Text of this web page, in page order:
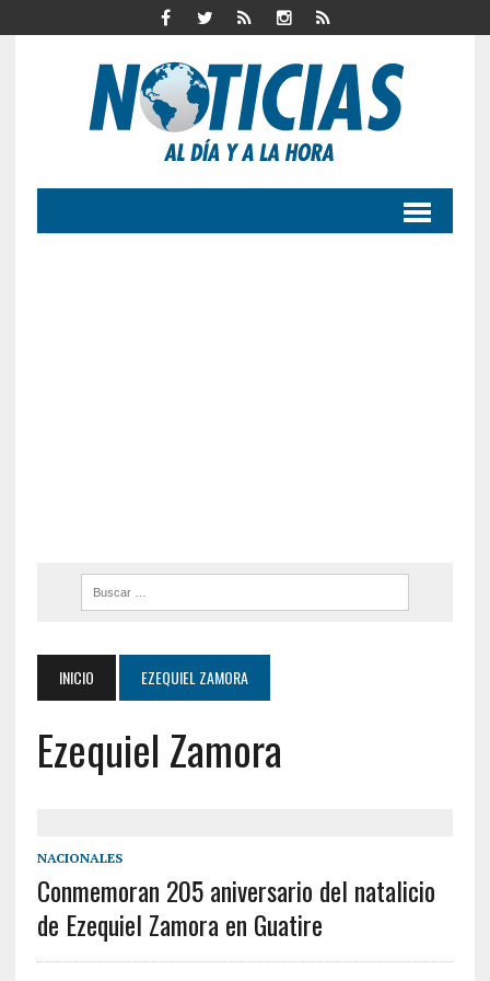
INICIO EZEQUIEL ZAMORA
Ezequiel Zamora
NACIONALES
Conmemoran 205 aniversario del natalicio
de Ezequiel Zamora en Guatire